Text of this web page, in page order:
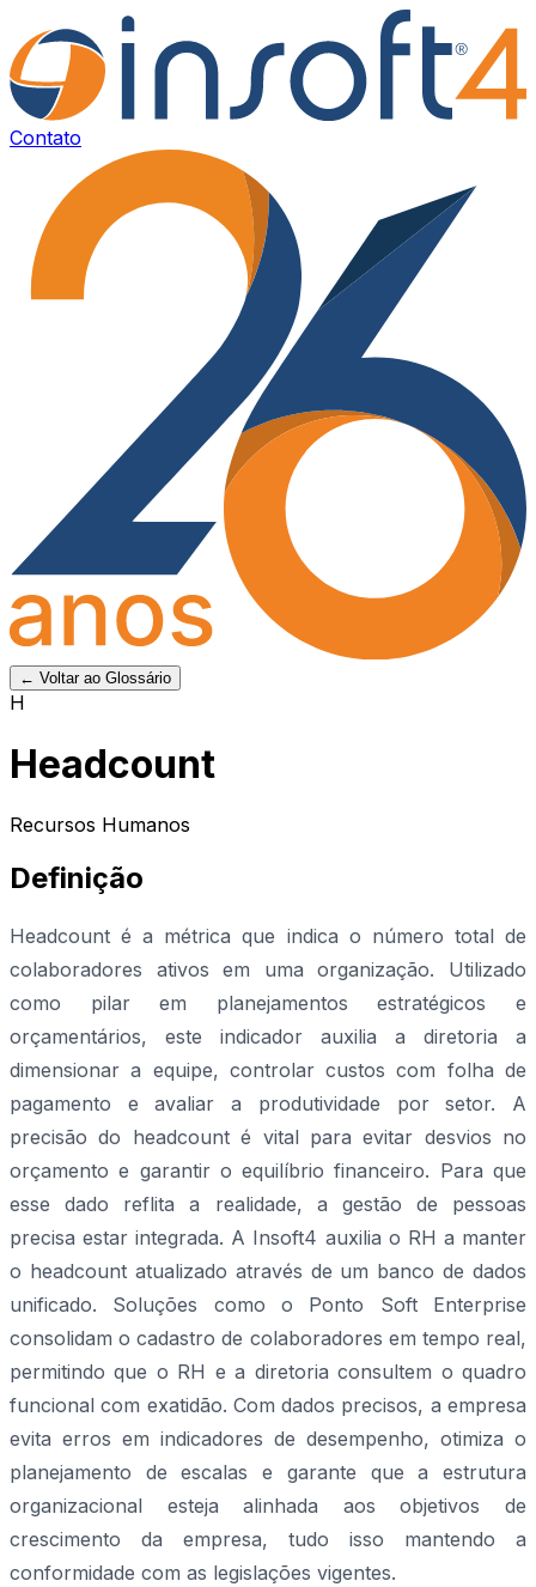
Contato
← Voltar ao Glossário
H
Headcount
Recursos Humanos
Definição
Headcount é a métrica que indica o número total de
colaboradores ativos em uma organização. Utilizado
como pilar em planejamentos estratégicos e
orçamentários, este indicador auxilia a diretoria a
dimensionar a equipe, controlar custos com folha de
pagamento e avaliar a produtividade por setor. A
precisão do headcount é vital para evitar desvios no
orçamento e garantir o equilíbrio financeiro. Para que
esse dado reflita a realidade, a gestão de pessoas
precisa estar integrada. A Insoft4 auxilia o RH a manter
o headcount atualizado através de um banco de dados
unificado. Soluções como o Ponto Soft Enterprise
consolidam o cadastro de colaboradores em tempo real,
permitindo que o RH e a diretoria consultem o quadro
funcional com exatidão. Com dados precisos, a empresa
evita erros em indicadores de desempenho, otimiza o
planejamento de escalas e garante que a estrutura
organizacional esteja alinhada aos objetivos de
crescimento da empresa, tudo isso mantendo a
conformidade com as legislações vigentes.